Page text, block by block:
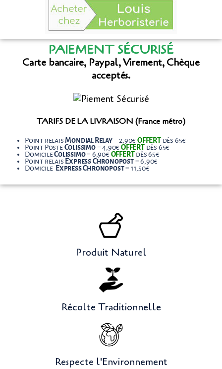
PAIEMENT SÉCURISÉ
Carte bancaire, Paypal, Virement, Chèque
acceptés.
TARIFS DE LA LIVRAISON (France métro)
Point relaisMondial Relay= 2,90€OFFERTdès 65€
Point PosteColissimo= 4,90€OFFERTdès 65€
DomicileColissimo= 6,90€ OFFERTdès 65€
Point relais ExpressChronopost= 6,90€
Domicile ExpressChronopost= 11,50€
Produit Naturel
Récolte Traditionnelle
Respecte l'Environnement